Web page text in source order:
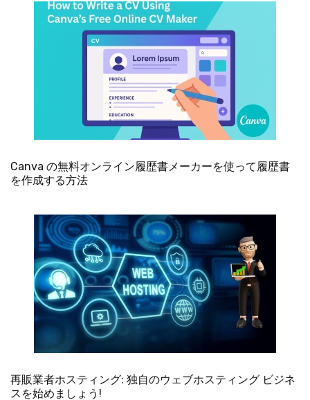
Canva の無料オンライン履歴書メーカーを使って履歴書
を作成する方法
再販業者ホスティング: 独自のウェブホスティング ビジネ
スを始めましょう!